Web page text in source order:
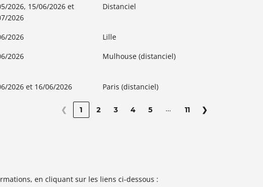
2026, 15/06/2026 et
2026
Distanciel
2026
Lille
2026 Mulhouse (distanciel)
2026 et 16/06/2026 Paris (distanciel)
❮ 1 2 3 4 5 … 11 ❯
en cliquant sur les liens ci-dessous :